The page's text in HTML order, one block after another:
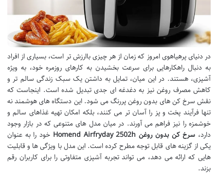
در دنیای پرهیاهوی امروز که زمان از هر چیزی باارزش تر است، بسیاری از افراد
به دنبال راهکارهایی برای سرعت بخشیدن به کارهای روزمره خود، به ویژه
آشپزی، هستند. در این میان، تمایل به داشتن یک سبک زندگی سالم تر و
کاهش مصرف روغن نیز به دغدغه ای جدی تبدیل شده است. اینجاست که
نقش سرخ کن های بدون روغن پررنگ می شود. این دستگاه های هوشمند نه
تنها فرآیند پخت و پز را آسان تر می کنند، بلکه امکان تهیه غذاهای سالم و
خوشمزه را نیز فراهم می آورند. در میان مدل های متنوعی که در بازار وجود
دارد، سرخ کن بدون روغن Homend Airfryday 2502h
خود را به عنوان
یکی از گزینه های قابل توجه مطرح کرده است. این مدل با ویژگی ها و قابلیت
هایی که ارائه می دهد، می تواند تجربه آشپزی متفاوتی را برای کاربران رقم
بزند.